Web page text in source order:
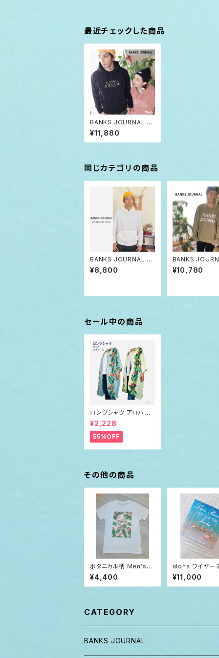
最近チェックした商品
BANKS JOURNAL S
ALMON DIRTY BLA
CK バンクス ジャーナ
ル オーガニック プルオ
¥11,880
同じカテゴリの商品
BANKS JOURNAL プ
ルオーバーパーカー パ
イル生地 バンクス ジャ
¥8,800
BANKS
RONZE バンク
ーナル オーガニ
¥10,780
セール中の商品
ロングシャツ アロハテ
イスト ネイティブ柄 メ
ンズ レディース
¥2,228
55%OFF
その他の商品
ボタニカル柄 Men'sT
シャツ XL
¥4,400
aloha ワイヤー
レス
gf
¥11,000
CATEGORY
BANKS JOURNAL